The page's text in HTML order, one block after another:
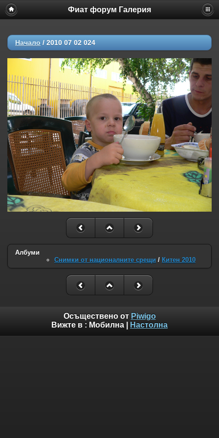
Фиат форум Галерия
Начало / 2010 07 02 024
Албуми
Снимки от националните срещи / Китен 2010
Осъществено от Piwigo
Вижте в : Мобилна Настолна